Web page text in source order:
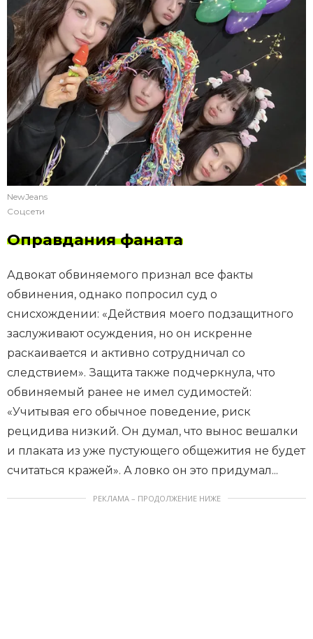
NewJeans
Соцсети
Оправдания фаната
Адвокат обвиняемого признал все факты
обвинения, однако попросил суд о
снисхождении: «Действия моего подзащитного
заслуживают осуждения, но он искренне
раскаивается и активно сотрудничал со
следствием». Защита также подчеркнула, что
обвиняемый ранее не имел судимостей:
«Учитывая его обычное поведение, риск
рецидива низкий. Он думал, что вынос вешалки
и плаката из уже пустующего общежития не будет
считаться кражей». А ловко он это придумал...
РЕКЛАМА – ПРОДОЛЖЕНИЕ НИЖЕ